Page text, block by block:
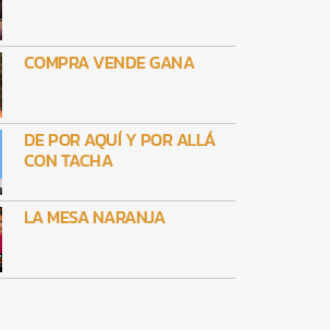
COMPRA VENDE GANA
DE POR AQUÍ Y POR ALLÁ
CON TACHA
LA MESA NARANJA